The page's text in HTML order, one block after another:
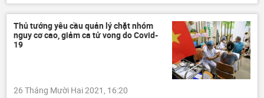
NATO
Ukraina
Thủ tướng yêu cầu quản lý chặt nhóm
nguy cơ cao, giảm ca tử vong do Covid-
19
26 Tháng Mười Hai 2021, 16:20